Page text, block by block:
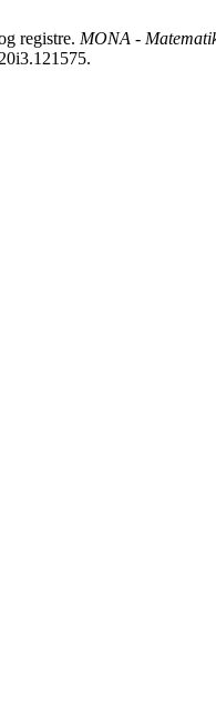
registre. MONA -